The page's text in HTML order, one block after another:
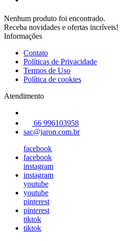
Nenhum produto foi encontrado.
Receba novidades e ofertas incríveis!
Informações
Contato
Políticas de Privacidade
Termos de Uso
Política de cookies
Atendimento
66 996103958
sac@jaron.com.br
facebook
facebook
instagram
instagram
youtube
youtube
pinterest
pinterest
tiktok
tiktok